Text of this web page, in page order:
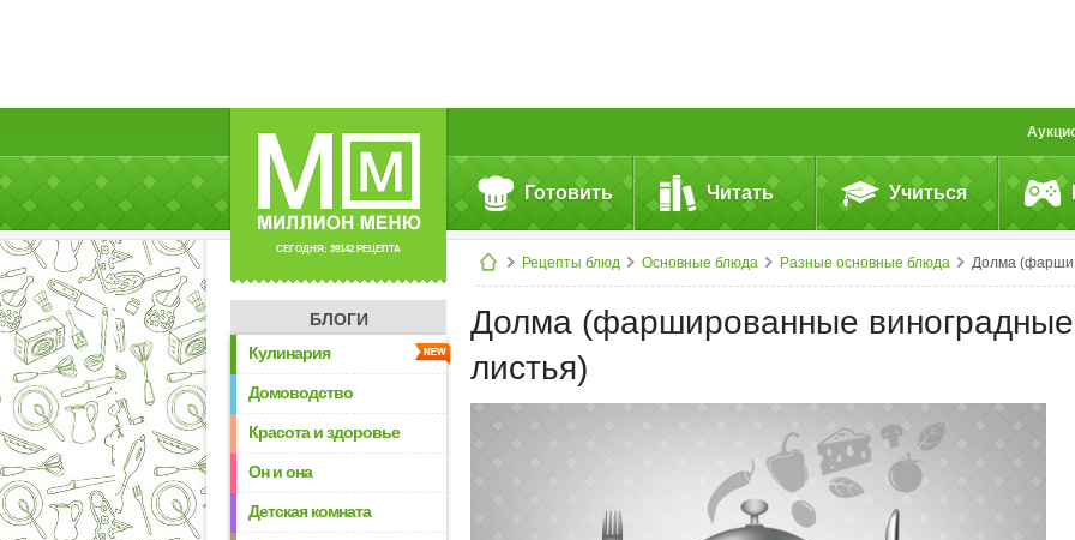
СЕГОДНЯ: 39142 РЕЦЕПТА
Готовить Читать Учиться
Рецепты блюд Основные блюда Разные основные блюда Долма (фаршированные виноградные листья)
БЛОГИ
Кулинария
Домоводство
Красота и здоровье
Он и она
Детская комната
Долма (фаршированные виноградные
листья)